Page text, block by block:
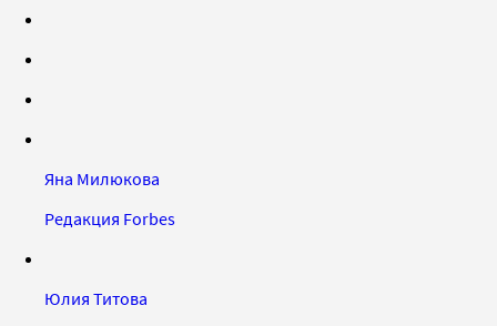
Яна Милюкова
Редакция Forbes
Юлия Титова